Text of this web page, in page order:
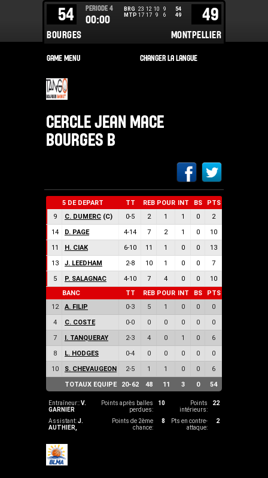
54
BOURGES
49
MONTPELLIER
PERIODE 4
00:00
BRG 23 12 10 9
54
MTP 17 17 9 6 49
CERCLE JEAN MACE
BOURGES B
5 DE DEPART TT REB POUR INT BS
PTS
9
C. DUMERC (C) 0-5 2 1 1 0
2
14
D. PAGE 4-14 7 2 1 0
10
11
H. CIAK 6-10 11 1 0 0
13
13
J. LEEDHAM 2-8 10 1 0 0
7
5
P. SALAGNAC 4-10 7 4 0 0
10
BANC
TT REB POUR INT BS
PTS
12
A. FILIP 0-3 5 1 0 0
0
4
C. COSTE 0-0 0 0 0 0
0
7
I. TANQUERAY 2-3 4 0 1 0
6
8
L. HODGES 0-4 0 0 0 0
0
10
S. CHEVAUGEON 2-5 1 1 0 0
6
TOTAUX EQUIPE
20-62 48 11 3 0 54
Entraîneur::V.
GARNIER
Points après balles
perdues:
10
Points
intérieurs:
22
Assistant:J.
AUTHIER
Points de 2ème
chance:
8
Pts en contre-
attaque:
2